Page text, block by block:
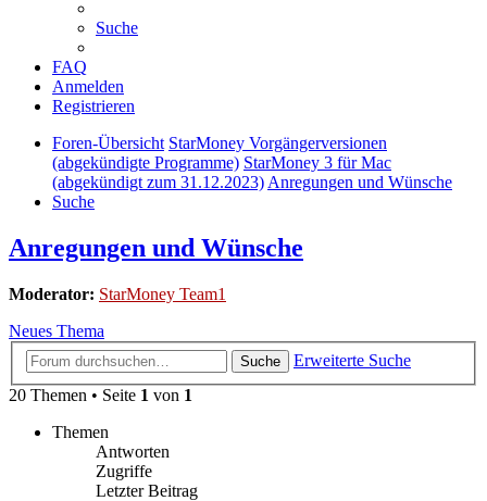
Suche
FAQ
Anmelden
Registrieren
Foren-Übersicht StarMoney Vorgängerversionen
(abgekündigte Programme) StarMoney 3 für Mac
(abgekündigt zum 31.12.2023)Anregungen und Wünsche
Suche
Anregungen und Wünsche
Moderator: StarMoney Team1
Neues Thema
Suche
Erweiterte Suche
20 Themen • Seite 1 von 1
Themen
Antworten
Zugriffe
Letzter Beitrag